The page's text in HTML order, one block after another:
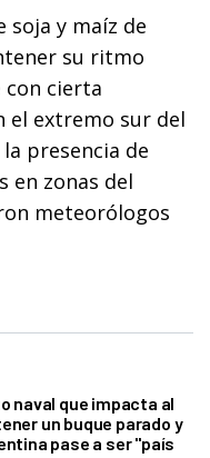
soja y maíz de
su ritmo
con cierta
el extremo sur del
presencia de
en zonas del
meteorólogos
naval que impacta al
un buque parado y
pase a ser "país